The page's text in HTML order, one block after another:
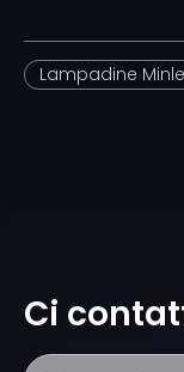
Lampadine
Ci